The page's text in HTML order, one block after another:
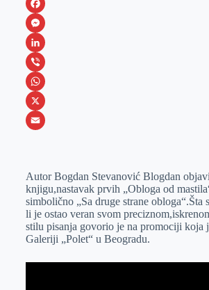
F
a
c
e
b
o
M
e
s
s
e
e
r
L
i
n
k
I
n
V
i
b
W
h
s
A
p
p
X
a
i
l
Autor Bogdan Stevanović Blogdan
knjigu,nastavak prvih „Obloga od
simbolično „Sa druge strane obloga“.Šta
li je ostao veran svom
stilu pisanja govorio je na promociji koja
Galeriji „Polet“ u Beogradu.